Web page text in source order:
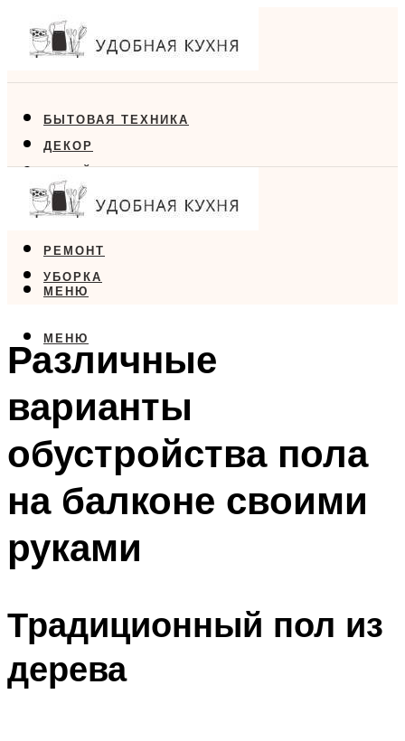
БЫТОВАЯ ТЕХНИКА
ДЕКОР
ДИЗАЙН
ЕДА
РЕМОНТ
УБОРКА
МЕНЮ
МЕНЮ
Различные
варианты
обустройства пола
на балконе своими
руками
Традиционный пол из
дерева